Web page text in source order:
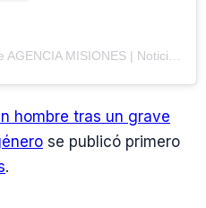
Una publicación compartida de AGENCIA MISIONES | Noticias (@agenciamisiones.uno)
hombre tras un grave
se publicó primero
.